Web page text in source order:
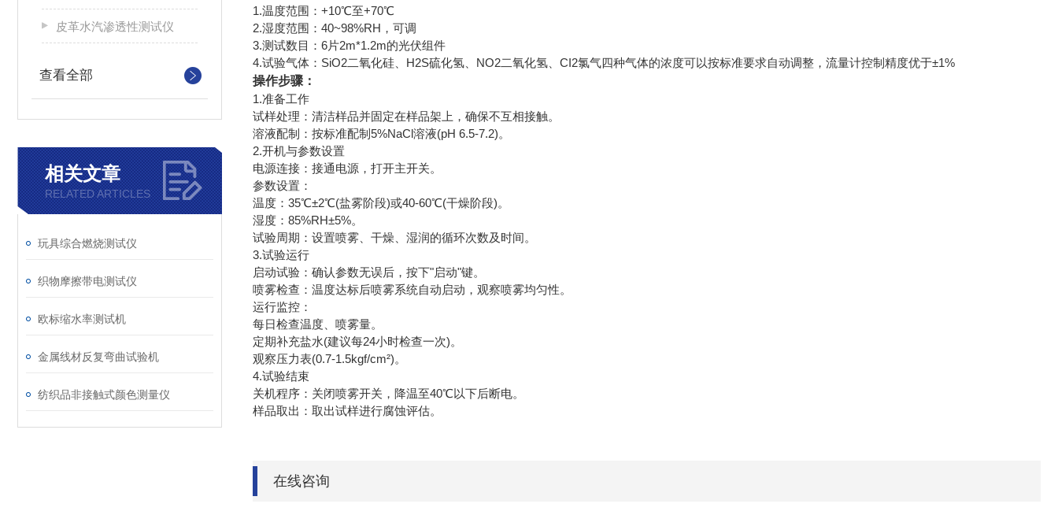
皮革水汽渗透性测试仪
查看全部
相关文章
RELATED ARTICLES
玩具综合燃烧测试仪
织物摩擦带电测试仪
欧标缩水率测试机
金属线材反复弯曲试验机
纺织品非接触式颜色测量仪
1.温度范围：+10℃至+70℃
2.湿度范围：40~98%RH，可调
3.测试数目：6片2m*1.2m的光伏组件
4.试验气体：SiO2二氧化硅、H2S硫化氢、NO2二氧化氢、CI2氯气四种气体的浓度可以按标准要求自动调整，流量计控制精度优于±1%
操作步骤：
1.‌准备工作‌
‌试样处理‌：清洁样品并固定在样品架上，确保不互相接触。
‌溶液配制‌：按标准配制5%NaCl溶液(pH 6.5-7.2)。
2.‌开机与参数设置‌
‌电源连接‌：接通电源，打开主开关。
‌参数设置‌：
温度：35℃±2℃(盐雾阶段)或40-60℃(干燥阶段)。
湿度：85%RH±5%。
试验周期：设置喷雾、干燥、湿润的循环次数及时间。
3.‌试验运行‌
‌启动试验‌：确认参数无误后，按下"启动"键。
‌喷雾检查‌：温度达标后喷雾系统自动启动，观察喷雾均匀性。
‌运行监控‌：
每日检查温度、喷雾量。
定期补充盐水(建议每24小时检查一次)。
观察压力表(0.7-1.5kgf/cm²)。
‌4.试验结束‌
‌关机程序‌：关闭喷雾开关，降温至40℃以下后断电。
‌样品取出‌：取出试样进行腐蚀评估。
在线咨询